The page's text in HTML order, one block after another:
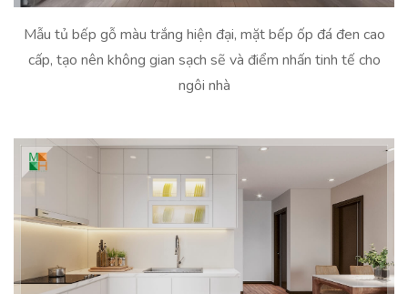
Mẫu tủ bếp gỗ màu trắng hiện đại, mặt bếp ốp đá đen cao
cấp, tạo nên không gian sạch sẽ và điểm nhấn tinh tế cho
ngôi nhà